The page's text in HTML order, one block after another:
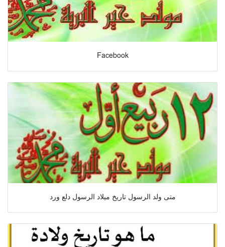
Facebook
متى ولد الرسول تاريخ ميلاد الرسول دلع ورد